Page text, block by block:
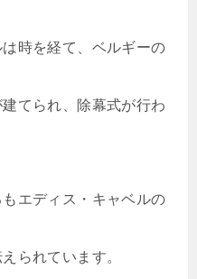
時を経て、ベルギーの
てられ、除幕式が行わ
エディス・キャベルの
られています。